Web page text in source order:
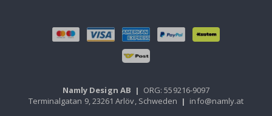
Namly Design AB | ORG: 559216-9097
Terminalgatan 9, 23261 Arlöv, Schweden | info@namly.at